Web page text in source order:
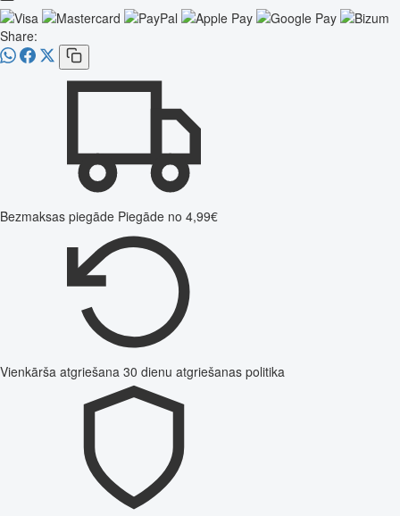
Share:
Bezmaksas piegāde Piegāde no 4,99€
Vienkārša atgriešana 30 dienu atgriešanas politika